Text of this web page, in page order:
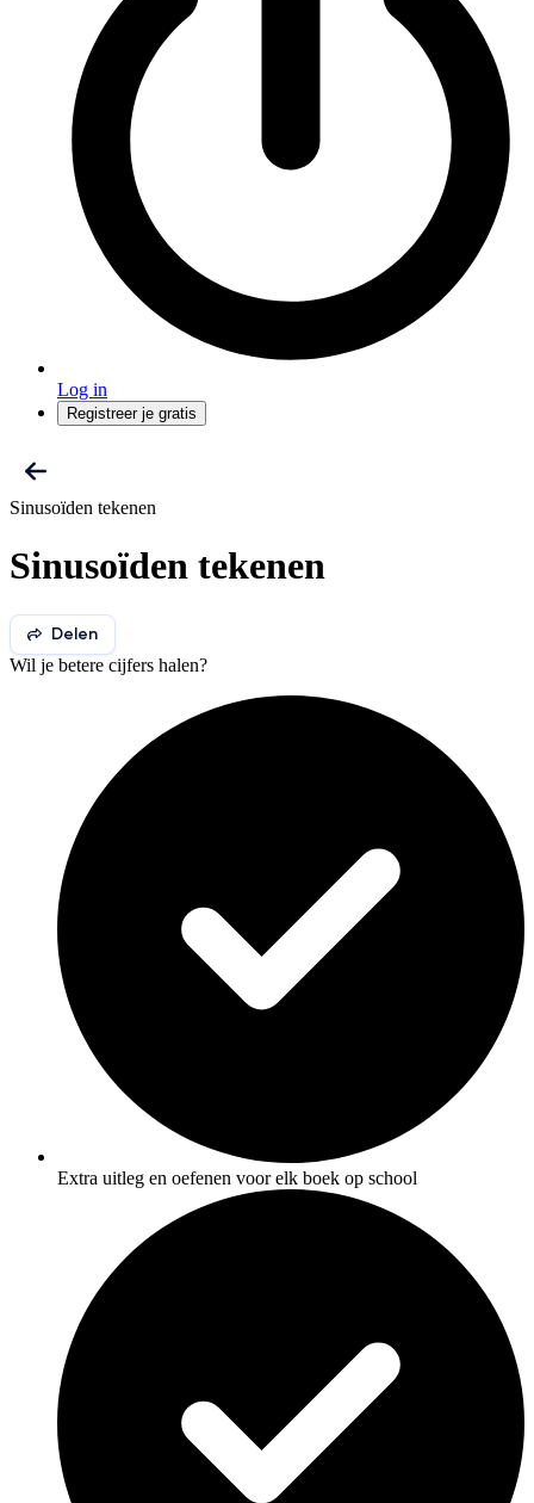
Log in
Registreer je gratis
Sinusoïden tekenen
Sinusoïden tekenen
Delen
Wil je betere cijfers halen?
Extra uitleg en oefenen voor elk boek op school